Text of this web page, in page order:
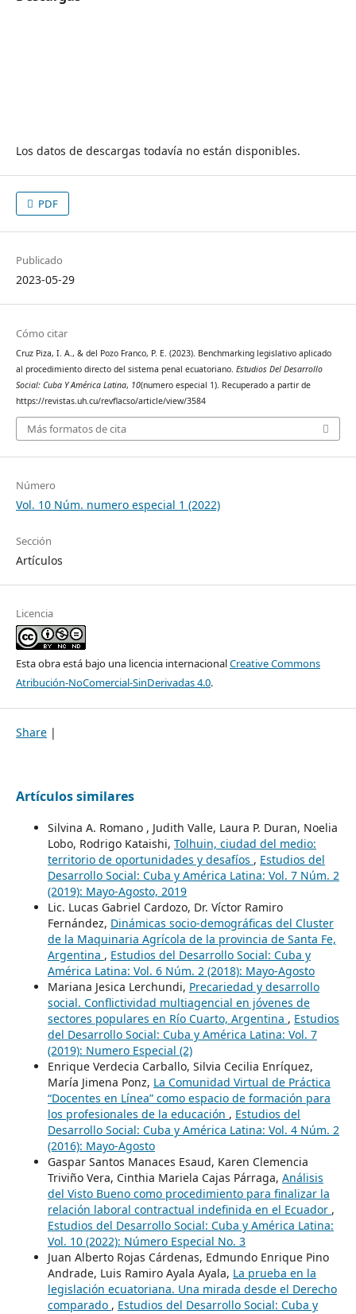
Los datos de descargas todavía no están disponibles.
PDF
Publicado
2023-05-29
Cómo citar
Cruz Piza, I. A., & del Pozo Franco, P. E. (2023). Benchmarking legislativo aplicado
al procedimiento directo del sistema penal ecuatoriano. Estudios Del Desarrollo
Social: Cuba Y América Latina, 10(numero especial 1). Recuperado a partir de
https://revistas.uh.cu/revflacso/article/view/3584
Más formatos de cita
Número
Vol. 10 Núm. numero especial 1 (2022)
Sección
Artículos
Licencia
Esta obra está bajo una licencia internacionalCreative Commons
Atribución-NoComercial-SinDerivadas 4.0.
Share |
Artículos similares
Silvina A. Romano , Judith Valle, Laura P. Duran, Noelia
Lobo, Rodrigo Kataishi, Tolhuin, ciudad del medio:
territorio de oportunidades y desafíos , Estudios del
Desarrollo Social: Cuba y América Latina: Vol. 7 Núm. 2
(2019): Mayo-Agosto, 2019
Lic. Lucas Gabriel Cardozo, Dr. Víctor Ramiro
Fernández, Dinámicas socio-demográficas del Cluster
de la Maquinaria Agrícola de la provincia de Santa Fe,
Argentina , Estudios del Desarrollo Social: Cuba y
América Latina: Vol. 6 Núm. 2 (2018): Mayo-Agosto
Mariana Jesica Lerchundi, Precariedad y desarrollo
social. Conflictividad multiagencial en jóvenes de
sectores populares en Río Cuarto, Argentina , Estudios
del Desarrollo Social: Cuba y América Latina: Vol. 7
(2019): Numero Especial (2)
Enrique Verdecia Carballo, Silvia Cecilia Enríquez,
María Jimena Ponz, La Comunidad Virtual de Práctica
“Docentes en Línea” como espacio de formación para
los profesionales de la educación , Estudios del
Desarrollo Social: Cuba y América Latina: Vol. 4 Núm. 2
(2016): Mayo-Agosto
Gaspar Santos Manaces Esaud, Karen Clemencia
Triviño Vera, Cinthia Mariela Cajas Párraga, Análisis
del Visto Bueno como procedimiento para finalizar la
relación laboral contractual indefinida en el Ecuador ,
Estudios del Desarrollo Social: Cuba y América Latina:
Vol. 10 (2022): Número Especial No. 3
Juan Alberto Rojas Cárdenas, Edmundo Enrique Pino
Andrade, Luis Ramiro Ayala Ayala, La prueba en la
legislación ecuatoriana. Una mirada desde el Derecho
comparado , Estudios del Desarrollo Social: Cuba y